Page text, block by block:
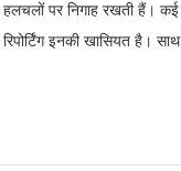
पर निगाह रखती हैं।
इनकी खासियत है।